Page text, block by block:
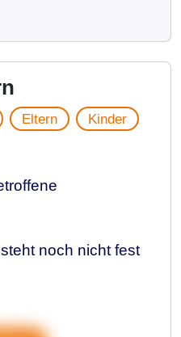
Eltern
Kinder
noch nicht fest